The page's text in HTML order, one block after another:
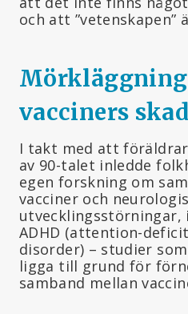
och att ”vetenskapen”
vacciners
I takt med att
av 90-talet inledde
egen forskning om
vacciner och
utvecklingsstörningar,
ADHD (attention-
disorder) – studier
ligga till grund för
samband mellan